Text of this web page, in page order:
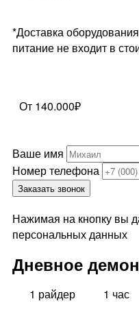
*Доставка
питание не входит в
От 140.000₽
Ваше имя
Номер телефона
Заказать звонок
Нажимая на кнопку вы
персональных данных
Дневное
1 райдер 1 час